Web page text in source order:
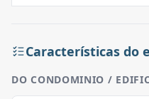
Características do
DO CONDOMINIO /